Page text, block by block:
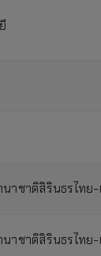
าชาติสิรินธรไทย-
าชาติสิรินธรไทย-